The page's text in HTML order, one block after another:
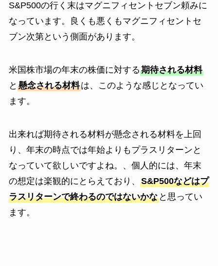
S&P500の行く末はマグニフィセントセブン頼みに
なっています。良くも悪くもマグニフィセントセ
ブン次第という側面があります。
米国株市場の年末の株価に対する期待される材料
と 懸念される材料は、このような感じとなってい
ます。
出来れば期待される材料が懸念される材料を上回
り、年末の時点では年始よりもプラスリターンと
なっていて欲しいですよね。、個人的には、年末
の想定は楽観的にとらえており、 S&P500などはプ
ラスリターンで終わるのではないかなと思ってい
ます。